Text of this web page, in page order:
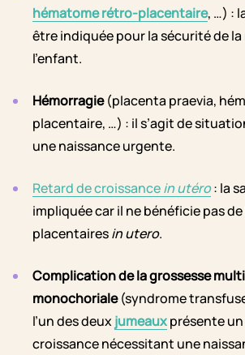
hématome rétro-placentaire, …) :
être indiquée pour la sécurité de la
l’enfant.
Hémorragie(placenta praevia,
placentaire, …) : il s’agit de
une naissance urgente.
Retard de croissancein utéro: la
impliquée car il ne bénéficie pas
placentairesin utero.
Complication de la grossesse
monochoriale(syndrome
l’un des deuxjumeauxprésente
croissance nécessitant une